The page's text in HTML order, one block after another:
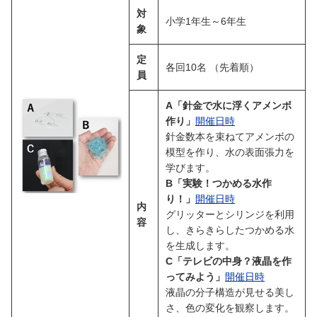
対
象
小学1年生～6年生
定
員
各回10名 （先着順）
内
容
A「針金で水に浮くアメンボ
作り」 開催日時
針金数本を束ねてアメンボの
模型を作り、水の表面張力を
学びます。
B「実験！つかめる水作
り！」 開催日時
グリッターとシリンジを利用
し、きらきらしたつかめる水
を生成します。
C「テレビの中身？液晶を作
ってみよう」 開催日時
液晶の分子構造が見せる美し
さ、色の変化を観察します。